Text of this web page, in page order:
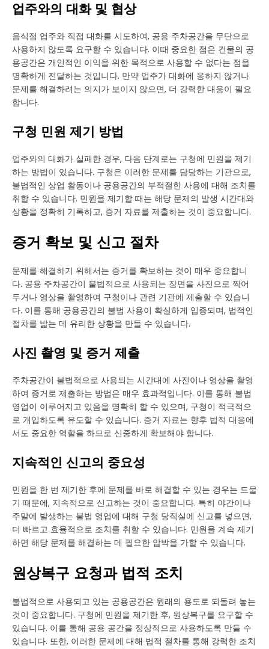
업주와의 대화 및 협상
음식점 업주와 직접 대화를 시도하여, 공용 주차공간을 무단으로
사용하지 않도록 요구할 수 있습니다. 이때 중요한 점은 건물의 공
용공간은 개인적인 이익을 위한 목적으로 사용할 수 없다는 점을
명확하게 전달하는 것입니다. 만약 업주가 대화에 응하지 않거나
문제를 해결하려는 의지가 보이지 않으면, 더 강력한 대응이 필요
합니다.
구청 민원 제기 방법
업주와의 대화가 실패한 경우, 다음 단계로는 구청에 민원을 제기
하는 방법이 있습니다. 구청은 이러한 문제를 담당하는 기관으로,
불법적인 상업 활동이나 공용공간의 부적절한 사용에 대해 조치를
취할 수 있습니다. 민원을 제기할 때는 해당 문제의 발생 시간대와
상황을 정확히 기록하고, 증거 자료를 제출하는 것이 중요합니다.
증거 확보 및 신고 절차
문제를 해결하기 위해서는 증거를 확보하는 것이 매우 중요합니
다. 공용 주차공간이 불법적으로 사용되는 장면을 사진으로 찍어
두거나 영상을 촬영하여 구청이나 관련 기관에 제출할 수 있습니
다. 이를 통해 공용공간의 불법 사용이 확실하게 입증되며, 법적인
절차를 밟는 데 유리한 상황을 만들 수 있습니다.
사진 촬영 및 증거 제출
주차공간이 불법적으로 사용되는 시간대에 사진이나 영상을 촬영
하여 증거로 제출하는 방법은 매우 효과적입니다. 이를 통해 불법
영업이 이루어지고 있음을 명확히 할 수 있으며, 구청이 적극적으
로 개입하도록 유도할 수 있습니다. 증거 자료는 향후 법적 대응에
서도 중요한 역할을 하므로 신중하게 확보해야 합니다.
지속적인 신고의 중요성
민원을 한 번 제기한 후에 문제를 바로 해결할 수 있는 경우는 드물
기 때문에, 지속적으로 신고하는 것이 중요합니다. 특히 야간이나
주말에 발생하는 불법 영업에 대해 구청 당직실에 신고를 넣으면,
더 빠르고 효율적으로 조치를 취할 수 있습니다. 민원을 계속 제기
하면 해당 문제를 해결하는 데 필요한 압박을 가할 수 있습니다.
원상복구 요청과 법적 조치
불법적으로 사용되고 있는 공용공간은 원래의 용도로 되돌려 놓는
것이 중요합니다. 구청에 민원을 제기한 후, 원상복구를 요구할 수
있습니다. 이를 통해 공용 공간을 정상적으로 사용하도록 만들 수
있습니다. 또한, 이러한 문제에 대해 법적 절차를 통해 강력한 조치